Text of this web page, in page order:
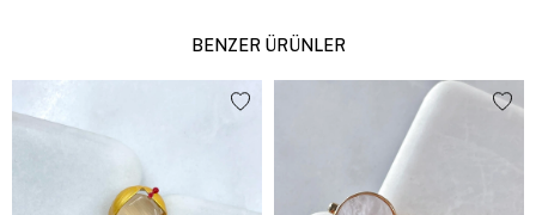
BENZER ÜRÜNLER